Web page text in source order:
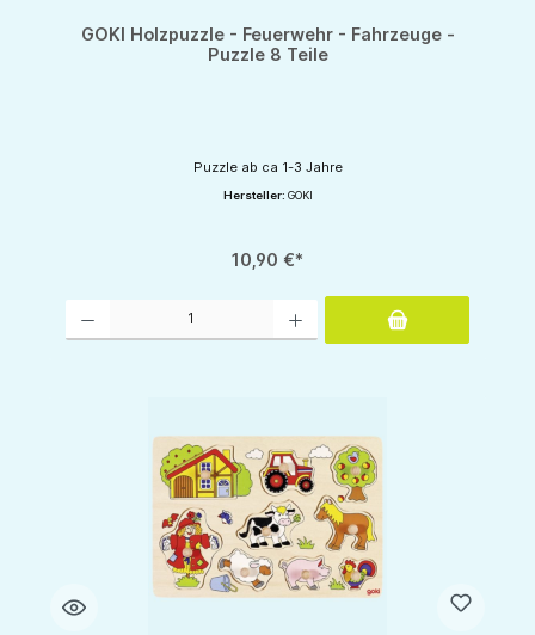
GOKI Holzpuzzle - Feuerwehr - Fahrzeuge -
Puzzle 8 Teile
Puzzle ab ca 1-3 Jahre
Hersteller: GOKI
10,90 €*